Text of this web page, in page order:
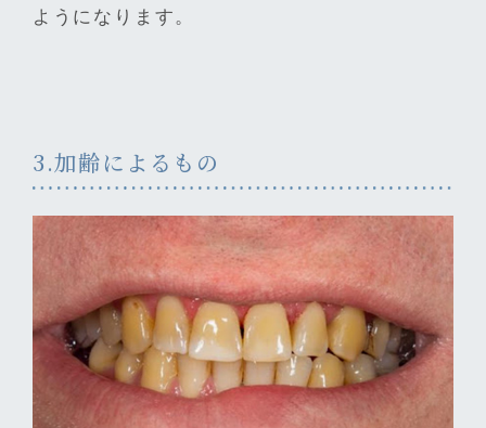
ようになります。
3.加齢によるもの